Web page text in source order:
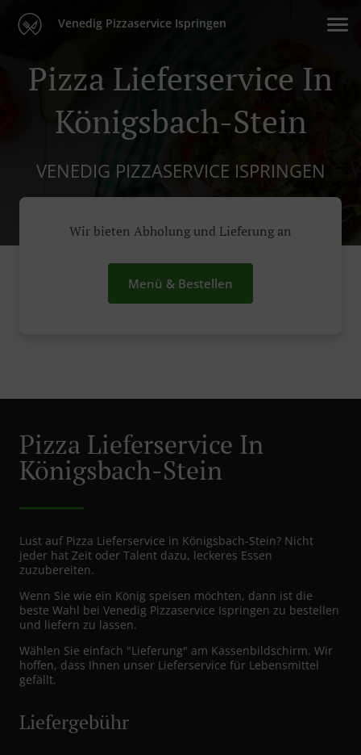
Venedig Pizzaservice Ispringen
Pizza Lieferservice In
Königsbach-Stein
VENEDIG PIZZASERVICE ISPRINGEN
Wir bieten Abholung und Lieferung an
Menü & Bestellen
Pizza Lieferservice In
Königsbach-Stein
Lust auf Pizza Lieferservice in Königsbach-Stein? Nicht
jeder hat Zeit oder Talent dazu, leckeres Essen
zuzubereiten.
Wenn Sie wie ein König speisen möchten, dann ist die
beste Wahl bei Venedig Pizzaservice Ispringen zu bestellen
und liefern zu lassen.
Wählen Sie einfach "Lieferung" am Kassenbildschirm. Wir
hoffen, dass Ihnen unser Lieferservice für Lebensmittel
gefällt.
Liefergebühr